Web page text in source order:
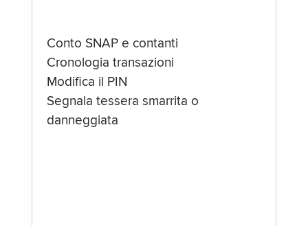
Conto SNAP e contanti
Cronologia transazioni
Modifica il PIN
Segnala tessera smarrita o
danneggiata